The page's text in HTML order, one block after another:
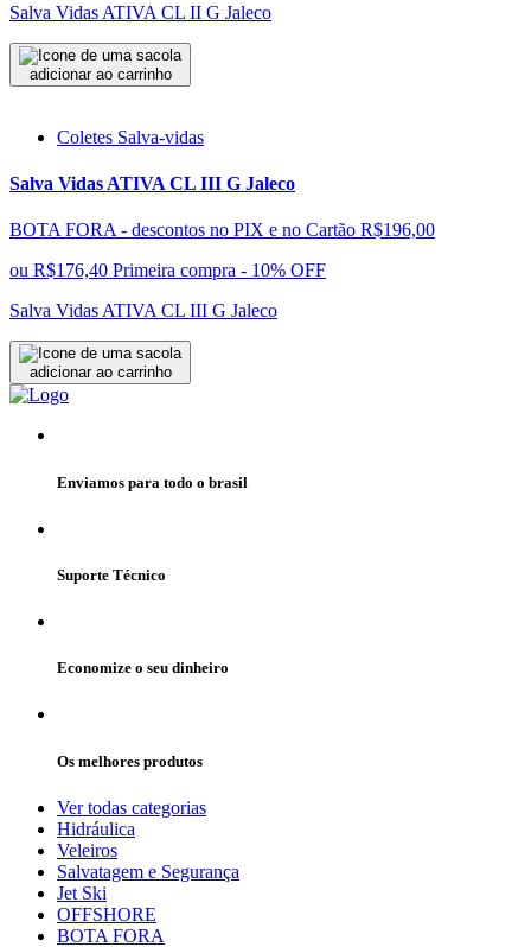
Salva Vidas ATIVA CL II G Jaleco
adicionar ao carrinho
Coletes Salva-vidas
Salva Vidas ATIVA CL III G Jaleco
BOTA FORA - descontos no PIX e no Cartão R$196,00
ou R$176,40 Primeira compra - 10% OFF
Salva Vidas ATIVA CL III G Jaleco
adicionar ao carrinho
Enviamos para todo o brasil
Suporte Técnico
Economize o seu dinheiro
Os melhores produtos
Ver todas categorias
Hidráulica
Veleiros
Salvatagem e Segurança
Jet Ski
OFFSHORE
BOTA FORA